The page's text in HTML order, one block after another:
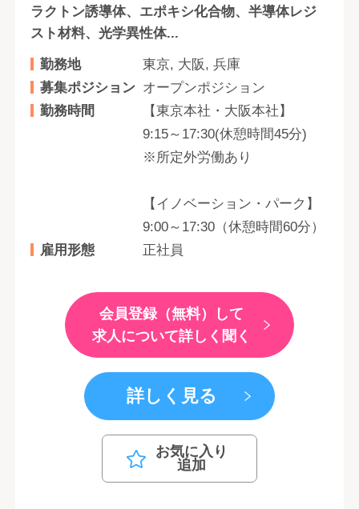
ラクトン誘導体、エポキシ化合物、半導体レジ
スト材料、光学異性体...
勤務地
東京, 大阪, 兵庫
募集ポジション オープンポジション
勤務時間
【東京本社・大阪本社】
9:15～17:30(休憩時間45分)
※所定外労働あり
【イノベーション・パーク】
9:00～17:30（休憩時間60分）
雇用形態
正社員
会員登録（無料）して
求人について詳しく聞く
詳しく見る
お気に入り
追加